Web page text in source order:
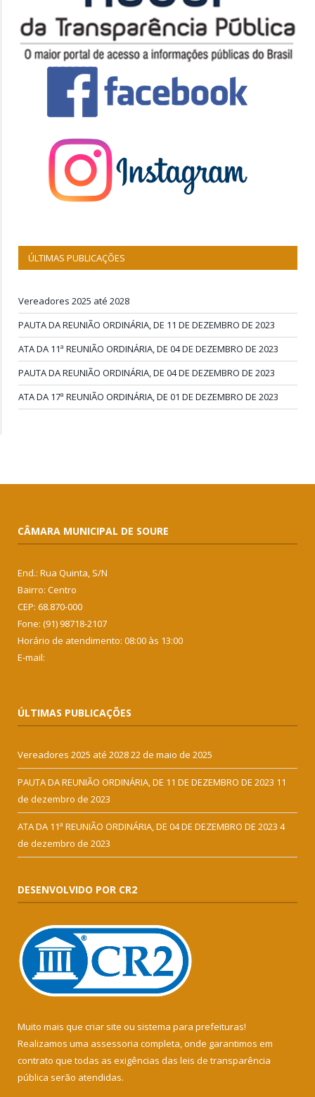
ÚLTIMAS PUBLICAÇÕES
Vereadores 2025 até 2028
PAUTA DA REUNIÃO ORDINÁRIA, DE 11 DE DEZEMBRO DE 2023
ATA DA 11ª REUNIÃO ORDINÁRIA, DE 04 DE DEZEMBRO DE 2023
PAUTA DA REUNIÃO ORDINÁRIA, DE 04 DE DEZEMBRO DE 2023
ATA DA 17ª REUNIÃO ORDINÁRIA, DE 01 DE DEZEMBRO DE 2023
CÂMARA MUNICIPAL DE SOURE
End.: Rua Quinta, S/N
Bairro: Centro
CEP: 68.870-000
Fone: (91) 98718-2107
Horário de atendimento: 08:00 às 13:00
E-mail:
ÚLTIMAS PUBLICAÇÕES
Vereadores 2025 até 202822 de maio de 2025
PAUTA DA REUNIÃO ORDINÁRIA, DE 11 DE DEZEMBRO DE 2023 11
de dezembro de 2023
ATA DA 11ª REUNIÃO ORDINÁRIA, DE 04 DE DEZEMBRO DE 2023 4
de dezembro de 2023
DESENVOLVIDO POR CR2
Muito mais que criar site ou sistema para prefeituras!
Realizamos uma assessoria completa, onde garantimos em
contrato que todas as exigências das leis de transparência
pública serão atendidas.